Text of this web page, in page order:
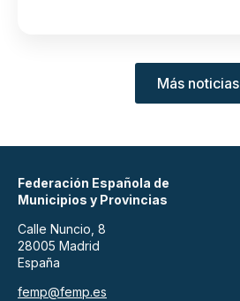
Más noticias
Federación Española de
Municipios y Provincias
Calle Nuncio, 8
28005 Madrid
España
femp@femp.es